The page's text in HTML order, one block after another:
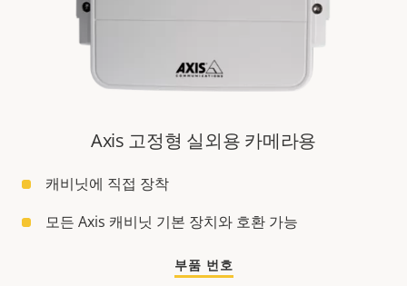
Axis 고정형 실외용 카메라용
캐비닛에 직접 장착
모든 Axis 캐비닛 기본 장치와 호환 가능
부품 번호